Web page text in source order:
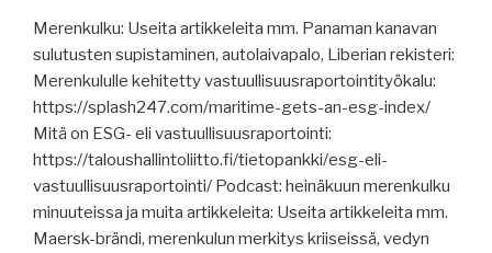
Merenkulku: Useita artikkeleita mm. Panaman kanavan
sulutusten supistaminen, autolaivapalo, Liberian rekisteri:
Merenkululle kehitetty vastuullisuusraportointityökalu:
https://splash247.com/maritime-gets-an-esg-index/
Mitä on ESG- eli vastuullisuusraportointi:
https://taloushallintoliitto.fi/tietopankki/esg-eli-
vastuullisuusraportointi/ Podcast: heinäkuun merenkulku
minuuteissa ja muita artikkeleita: Useita artikkeleita mm.
Maersk-brändi, merenkulun merkitys kriiseissä, vedyn